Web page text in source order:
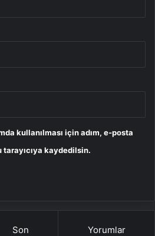
kullanılması için adım, e-posta
kaydedilsin.
Son Yorumlar